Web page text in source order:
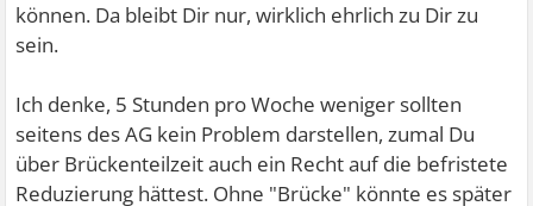
können. Da bleibt Dir nur, wirklich ehrlich zu Dir zu
sein.
Ich denke, 5 Stunden pro Woche weniger sollten
seitens des AG kein Problem darstellen, zumal Du
über Brückenteilzeit auch ein Recht auf die befristete
Reduzierung hättest. Ohne "Brücke" könnte es später